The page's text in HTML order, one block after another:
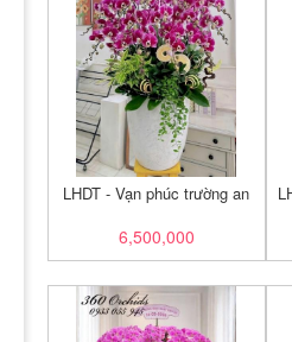
LHDT - Vạn phúc trường an
6,500,000